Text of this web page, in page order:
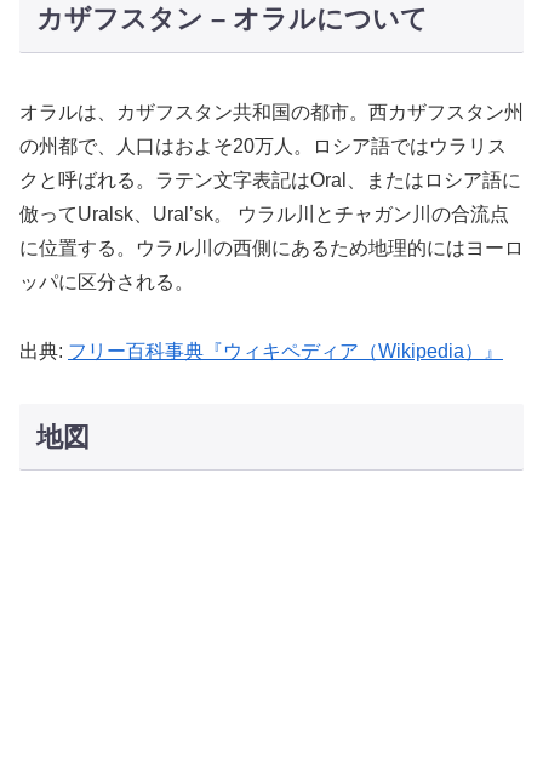
カザフスタン – オラルについて
オラルは、カザフスタン共和国の都市。西カザフスタン州
の州都で、人口はおよそ20万人。ロシア語ではウラリス
クと呼ばれる。ラテン文字表記はOral、またはロシア語に
倣ってUralsk、Ural’sk。 ウラル川とチャガン川の合流点
に位置する。ウラル川の西側にあるため地理的にはヨーロ
ッパに区分される。
出典: フリー百科事典『ウィキペディア（Wikipedia）』
地図